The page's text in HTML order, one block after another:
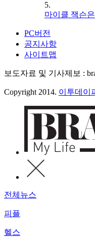
5.
마이클 잭슨
PC버전
공지사항
사이트맵
보도자료 및 기사제보 :
Copyright 2014. 이투데이
전체뉴스
피플
헬스